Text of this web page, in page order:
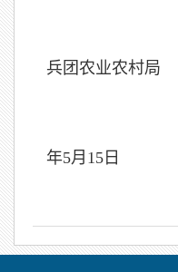
兵团农业农村局
年5月15日